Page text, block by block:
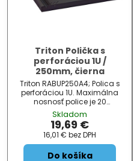
Triton Polička s
perforáciou 1U /
250mm, čierna
Triton RABUP250A4; Polica s
perforáciou 1U. Maximálna
nosnosť police je 20
kg. ZÁKLADNÉ
ŠPECIFIKÁCIE; Farba:
čierna; Veľkosť: 19 ", hĺbka 250
mm; Dosť ...
Skladom
19,69 €
16,01 € bez DPH
Do košíka